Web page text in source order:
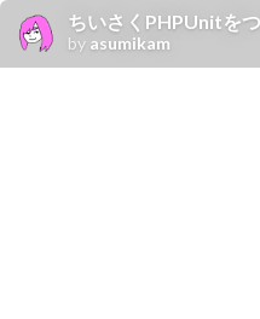
ちいさくPHPUnitを
by asumikam